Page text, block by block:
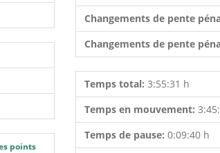
points
Changements de pente
Changements de pente
Temps total: 3:55:31 h
Temps en mouvement:
Temps de pause: 0:09:40 h